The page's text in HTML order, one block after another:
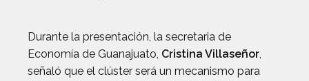
Durante la presentación, la secretaria de
Economía de Guanajuato, Cristina Villaseñor,
señaló que el clúster será un mecanismo para